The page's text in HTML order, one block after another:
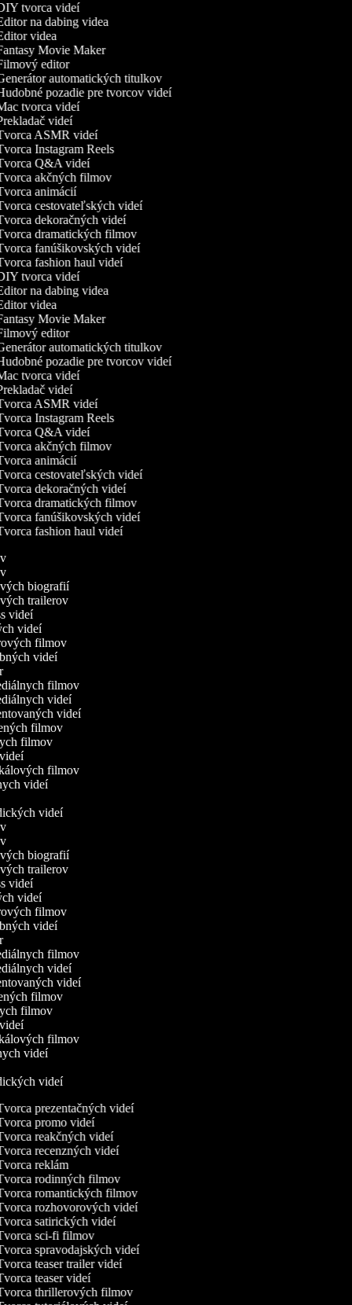
tvorca videí
na dabing videa
videa
Movie Maker
editor
automatických titulkov
pozadie pre tvorcov videí
tvorca videí
videí
ASMR videí
Instagram Reels
Q&A videí
akčných filmov
animácií
cestovateľských videí
dekoračných videí
dramatických filmov
fanúšikovských videí
fashion haul videí
tvorca videí
na dabing videa
videa
Movie Maker
editor
automatických titulkov
pozadie pre tvorcov videí
tvorca videí
videí
ASMR videí
Instagram Reels
Q&A videí
akčných filmov
animácií
cestovateľských videí
dekoračných videí
dramatických filmov
fanúšikovských videí
fashion haul videí
biografií
trailerov
videí
videí
filmov
videí
filmov
videí
videí
filmov
filmov
filmov
videí
videí
biografií
trailerov
videí
videí
filmov
videí
filmov
videí
videí
filmov
filmov
filmov
videí
videí
prezentačných videí
promo videí
reakčných videí
recenzných videí
reklám
rodinných filmov
romantických filmov
rozhovorových videí
satirických videí
sci-fi filmov
spravodajských videí
teaser trailer videí
teaser videí
thrillerových filmov